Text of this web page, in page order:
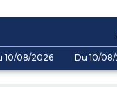
10/08/2026 Du 10/